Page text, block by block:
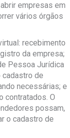
empresas em
vários órgãos
recebimento
da empresa;
Pessoa Jurídica
de
necessárias; e
contratados. O
possam,
o cadastro de